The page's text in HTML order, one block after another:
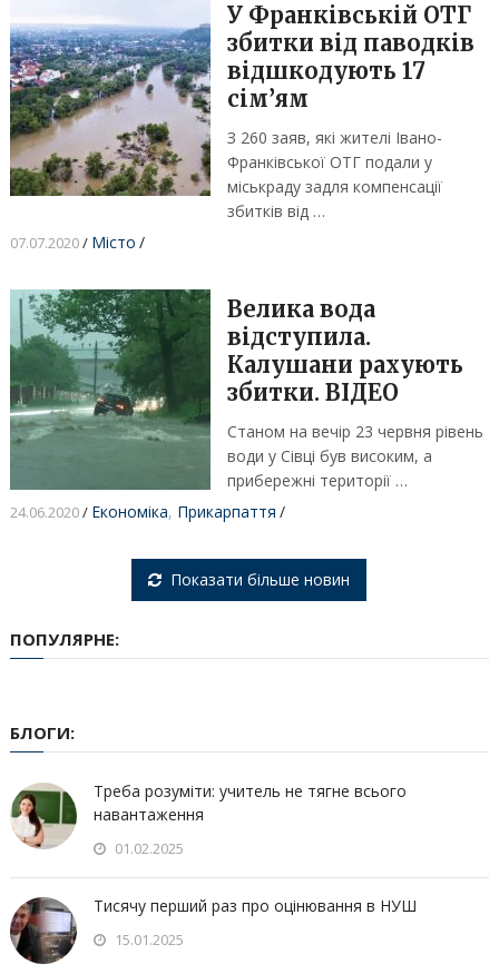
У Франківській ОТГ
збитки від паводків
відшкодують 17
сім’ям
З 260 заяв, які жителі Івано-
Франківської ОТГ подали у
міськраду задля компенсації
збитків від …
07.07.2020/ Місто /
Велика вода
відступила.
Калушани рахують
збитки. ВІДЕО
Станом на вечір 23 червня рівень
води у Сівці був високим, а
прибережні території …
24.06.2020/ Економіка, Прикарпаття /
Показати більше новин
ПОПУЛЯРНЕ:
БЛОГИ:
Треба розуміти: учитель не тягне всього
навантаження
01.02.2025
Тисячу перший раз про оцінювання в НУШ
15.01.2025